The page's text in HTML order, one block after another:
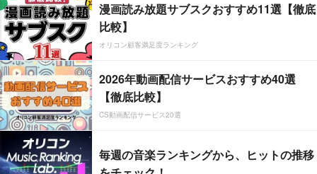
漫画読み放題サブスクおすすめ11選【徹底
比較】
オリコン顧客満足度ランキング
2026年動画配信サービスおすすめ40選
【徹底比較】
CS動画配信サービス20選
毎週の音楽ランキングから、ヒットの推移